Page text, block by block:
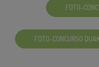
FOTO-
FOTO-CONCURSO